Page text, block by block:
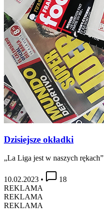
Dzisiejsze okładki
„La Liga jest w naszych rękach”
10.02.2023 •
18
REKLAMA
REKLAMA
REKLAMA